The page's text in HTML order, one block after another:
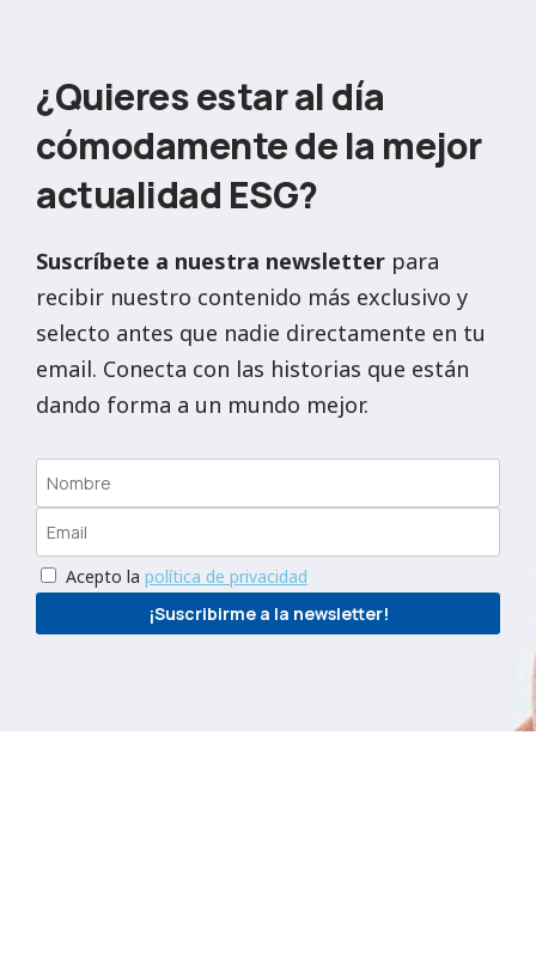
¿Quieres estar al día
cómodamente de la mejor
actualidad ESG?
Suscríbete a nuestra newsletter para
recibir nuestro contenido más exclusivo y
selecto antes que nadie directamente en tu
email. Conecta con las historias que están
dando forma a un mundo mejor.
Acepto la política de privacidad
¡Suscribirme a la newsletter!